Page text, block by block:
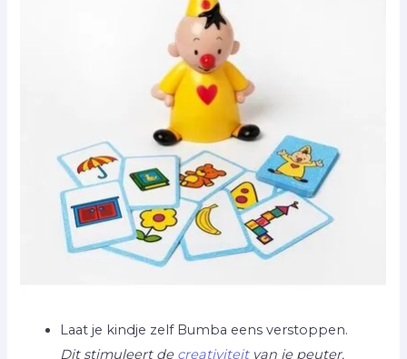
Laat je kindje zelf Bumba eens verstoppen.
Dit stimuleert de creativiteitvan je peuter.